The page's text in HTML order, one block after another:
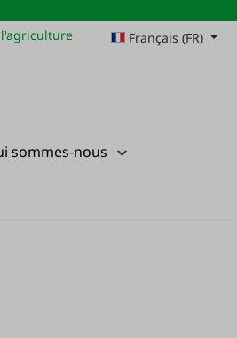
Français (FR)
dans votre liste de souhaits
sommes-nous